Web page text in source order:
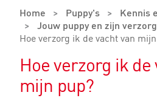
Home > Puppy's >
Kennis
> Jouw puppy en zijn
Hoe verzorg ik de vacht van
Hoe verzorg ik de
mijn pup?